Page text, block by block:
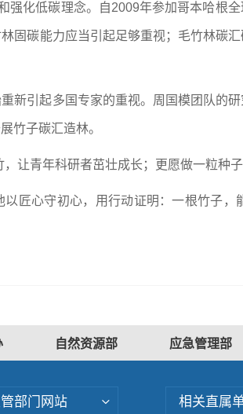
强化低碳理念。自2009年参加哥本哈根
固碳能力应当引起足够重视；毛竹林碳
新引起多国专家的重视。周国模团队的
竹子碳汇造林。
让青年科研者茁壮成长；更愿做一粒种
匠心守初心，用行动证明：一根竹子
自然资源部 应急管理部
部门网站 相关直属